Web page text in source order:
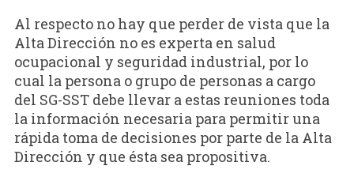
Al respecto no hay que perder de vista que la
Alta Dirección no es experta en salud
ocupacional y seguridad industrial, por lo
cual la persona o grupo de personas a cargo
del SG-SST debe llevar a estas reuniones toda
la información necesaria para permitir una
rápida toma de decisiones por parte de la Alta
Dirección y que ésta sea propositiva.